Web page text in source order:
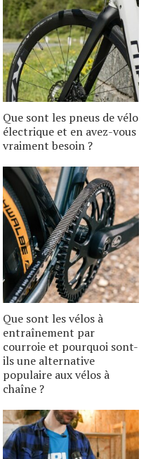
Que sont les pneus de vélo
électrique et en avez-vous
vraiment besoin ?
Que sont les vélos à
entraînement par
courroie et pourquoi sont-
ils une alternative
populaire aux vélos à
chaîne ?